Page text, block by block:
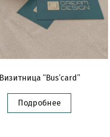
Визитница “Bus’card”
Подробнее